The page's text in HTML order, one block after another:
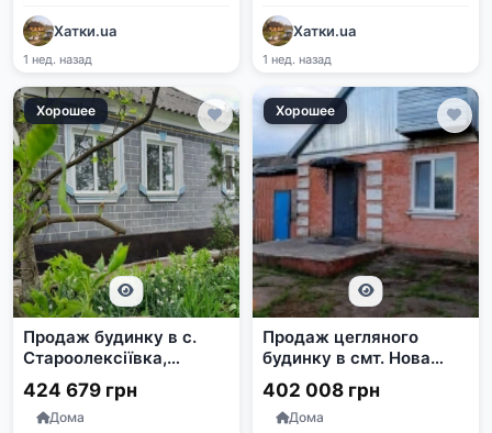
Хатки.ua
1 нед. назад
Хатки.ua
1 нед. назад
Хорошее
Продаж будинку в с.
Староолексіївка,
Вознесенський район,
Миколаївська область
424 679 грн
Дома
Хорошее
Продаж цегляного
будинку в смт. Нова
Прага,
Олександрійський
район
402 008 грн
Дома